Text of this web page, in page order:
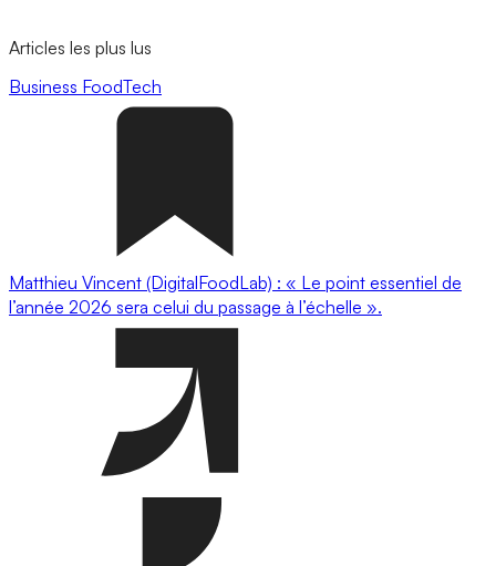
Articles les plus lus
Business FoodTech
Matthieu Vincent (DigitalFoodLab) : « Le point essentiel de
l’année 2026 sera celui du passage à l’échelle ».